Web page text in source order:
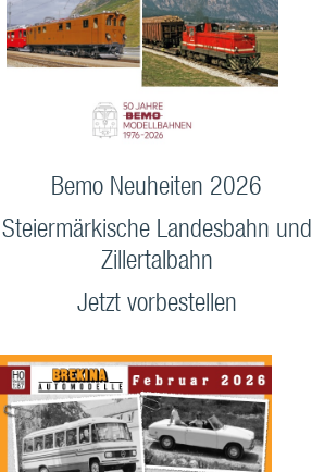
Bemo Neuheiten 2026
Steiermärkische Landesbahn und
Zillertalbahn
Jetzt vorbestellen